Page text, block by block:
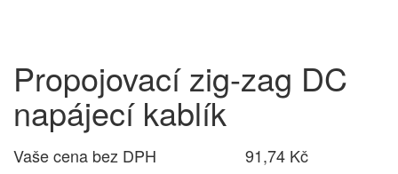
Propojovací zig-zag DC
napájecí kablík
Vaše cena bez DPH
91,74 Kč